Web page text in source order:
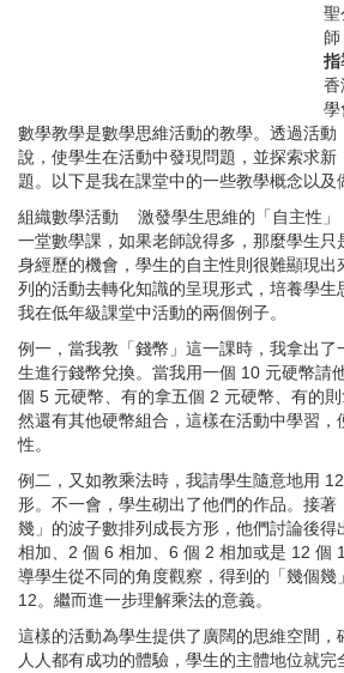
聖
師
香
學
數學教學是數學思維活動的教學。透過活動
說，使學生在活動中發現問題，並探索求新
題。以下是我在課堂中的一些教學概念以及
組織數學活動 激發學生思維的「自主性」
一堂數學課，如果老師說得多，那麼學生只
身經歷的機會，學生的自主性則很難顯現出
列的活動去轉化知識的呈現形式，培養學生
我在低年級課堂中活動的兩個例子。
例一，當我教「錢幣」這一課時，我拿出了
生進行錢幣兌換。當我用一個 10 元硬幣請
個 5 元硬幣、有的拿五個 2 元硬幣、有的
然還有其他硬幣組合，這樣在活動中學習，
性。
例二，又如教乘法時，我請學生隨意地用 12
形。不一會，學生砌出了他們的作品。接著
幾」的波子數排列成長方形，他們討論後得
相加、 2 個 6 相加、 6 個 2 相加或是 12 個 1
導學生從不同的角度觀察，得到的「幾個幾
12。繼而進一步理解乘法的意義。
這樣的活動為學生提供了廣闊的思維空間，
人人都有成功的體驗，學生的主體地位就完